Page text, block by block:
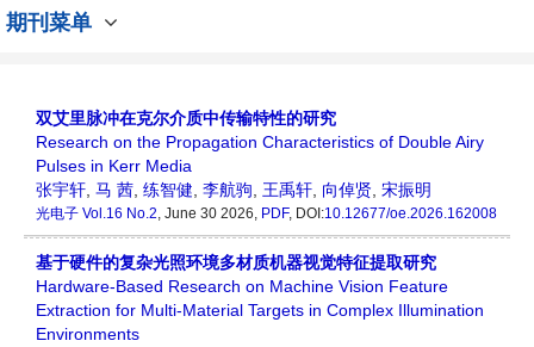
期刊菜单
双艾里脉冲在克尔介质中传输特性的研究
Research on the Propagation Characteristics of Double Airy
Pulses in Kerr Media
张宇轩 马 茜 练智健 李航驹 王禹轩 向倬贤 宋振明
光电子 Vol.16 No.2, June 30 2026, PDF, DOI:10.12677/oe.2026.162008
基于硬件的复杂光照环境多材质机器视觉特征提取研究
Hardware-Based Research on Machine Vision Feature
Extraction for Multi-Material Targets in Complex Illumination
Environments